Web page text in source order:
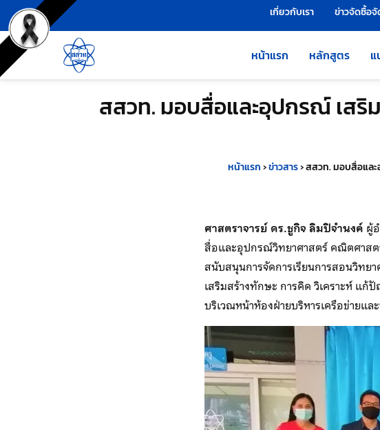
ข้ามไปยังเนื้อหาหลัก
เครื่องมือช่วยเหลือ เกี่ยวกับเรา ข่าวจัดซื้อจั
หน้าแรก หลักสูตร แ
สสวท. มอบสื่อและอุปกรณ์ เสริ
หน้าแรก›ข่าวสาร›สสวท. มอบสื่อและ
ศาสตราจารย์ ดร.ชูกิจ ลิมปิจำนงค์ ผู้
สื่อและอุปกรณ์วิทยาศาสตร์ คณิตศาสต
สนับสนุนการจัดการเรียนการสอนวิทย
เสริมสร้างทักษะ การคิด วิเคราะห์ แก้
บริเวณหน้าห้องฝ่ายบริหารเครือข่ายแ